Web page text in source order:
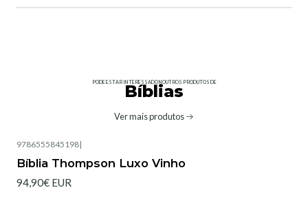
PODE ESTAR INTERESSADO NOUTROS PRODUTOS DE
Bíblias
Ver mais produtos
9786555845198|
Bíblia Thompson Luxo Vinho
94,90€ EUR